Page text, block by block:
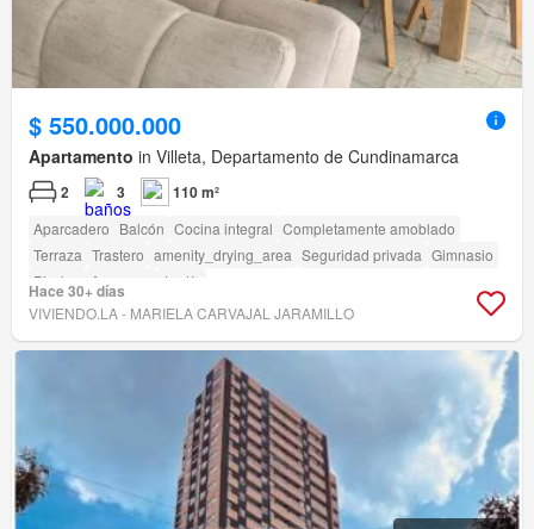
$ 550.000.000
Apartamento in Villeta, Departamento de Cundinamarca
2 3 110 m²
Aparcadero Balcón Cocina integral Completamente amoblado
Terraza Trastero amenity_drying_area Seguridad privada Gimnasio
Piscina
Ascensor Jardín
Hace 30+ días
VIVIENDO.LA - MARIELA CARVAJAL JARAMILLO